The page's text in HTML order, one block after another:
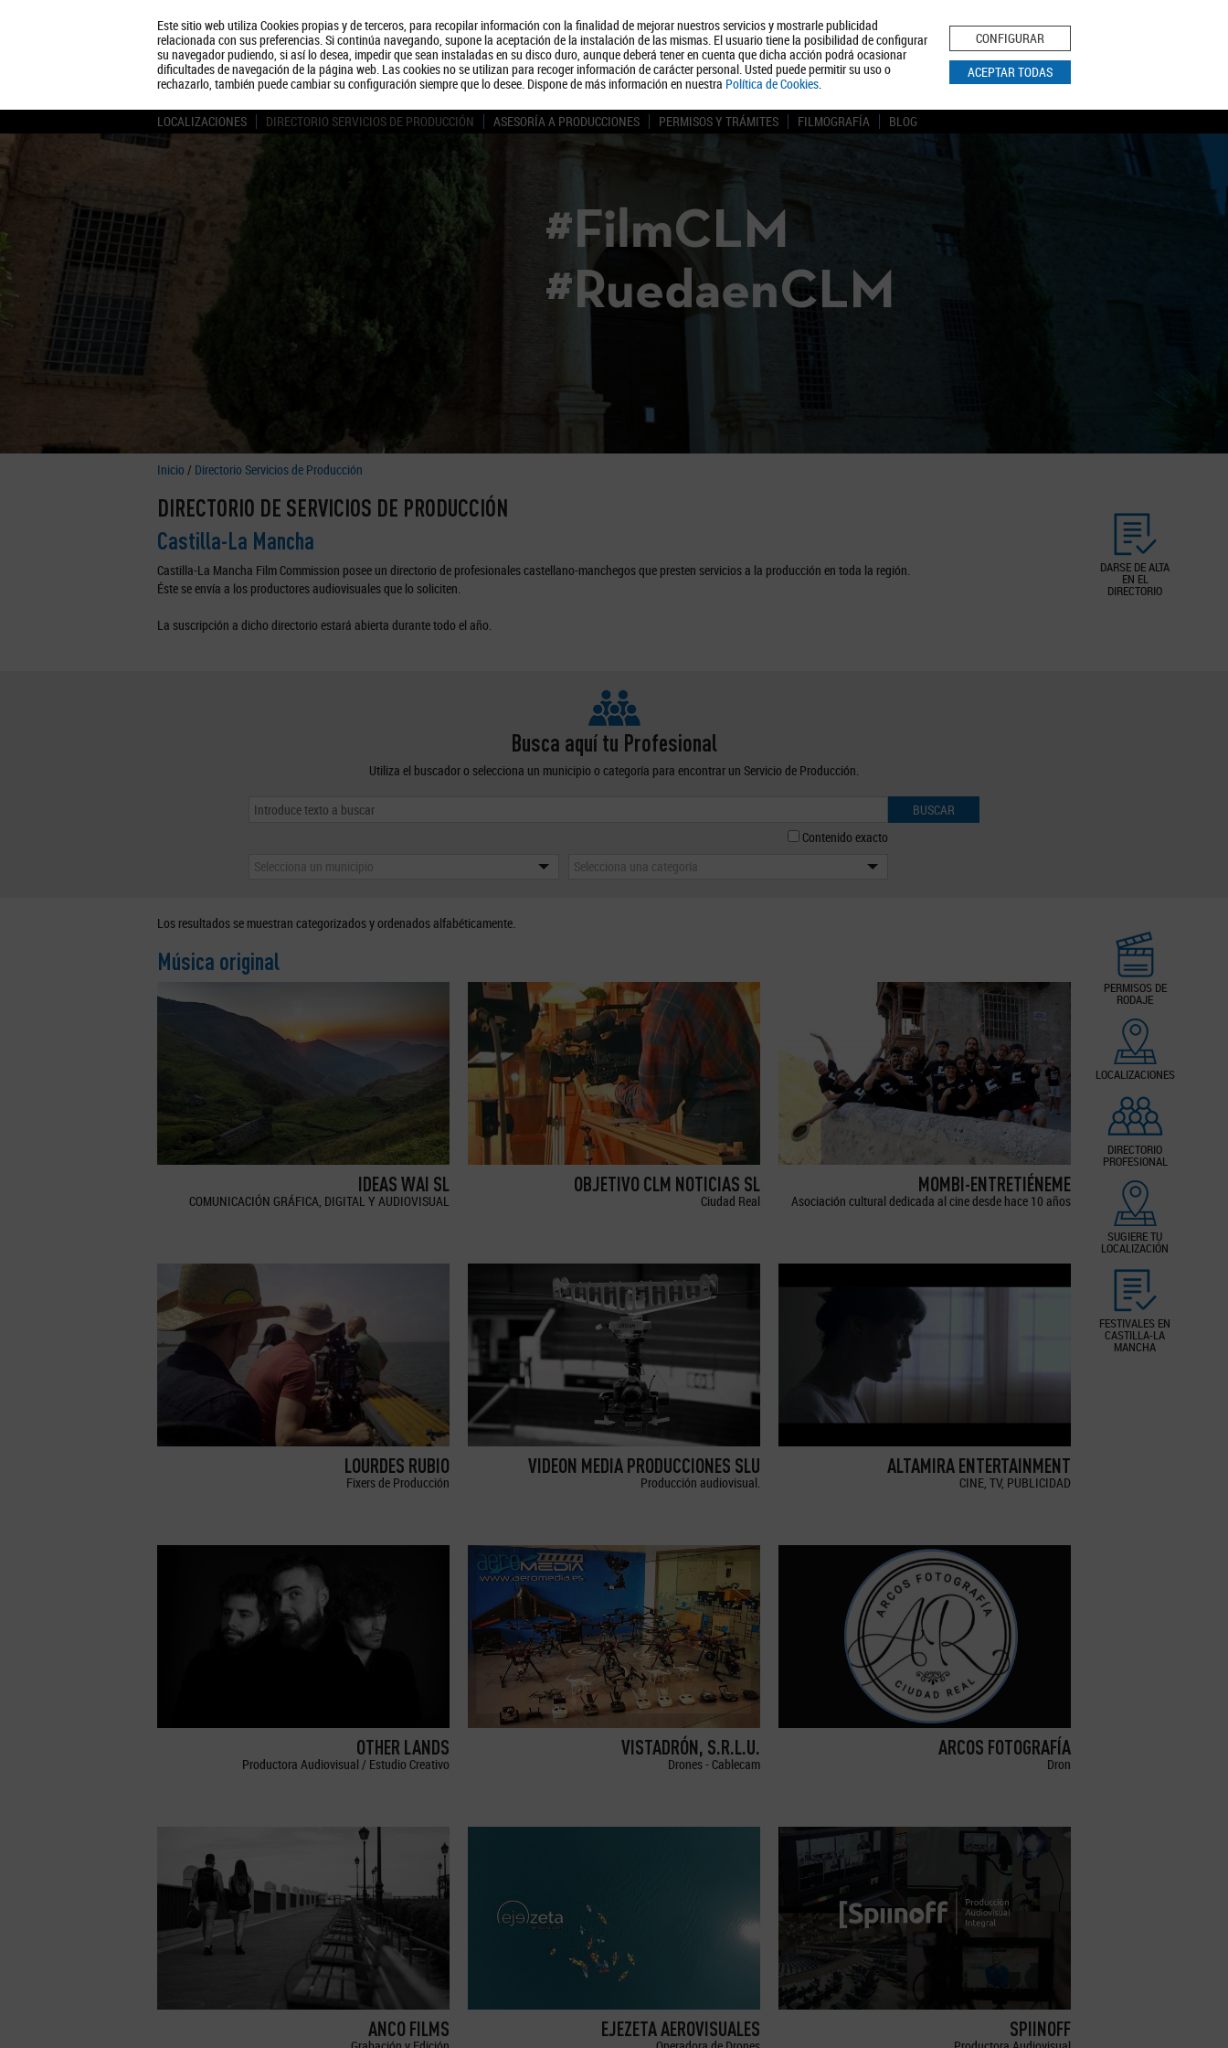
Este sitio web utiliza Cookies propias y de terceros, para recopilar información con la finalidad de mejorar nuestros servicios y mostrarle publicidad
relacionada con sus preferencias. Si continúa navegando, supone la aceptación de la instalación de las mismas. El usuario tiene la posibilidad de configurar
su navegador pudiendo, si así lo desea, impedir que sean instaladas en su disco duro, aunque deberá tener en cuenta que dicha acción podrá ocasionar
dificultades de navegación de la página web. Las cookies no se utilizan para recoger información de carácter personal. Usted puede permitir su uso o
rechazarlo, también puede cambiar su configuración siempre que lo desee. Dispone de más información en nuestra Política de Cookies.
CONFIGURAR
ACEPTAR TODAS
Quiénes somos Turismo Política de Privacidad Aviso Legal Política de Cookies
BUSCAR
LOCALIZACIONES DIRECTORIO SERVICIOS DE PRODUCCIÓN ASESORÍA A PRODUCCIONES PERMISOS Y TRÁMITES FILMOGRAFÍA BLOG
#FilmCLM
#RuedaenCLM
Inicio / Directorio Servicios de Producción
DARSE DE ALTA
EN EL
DIRECTORIO
DIRECTORIO DE SERVICIOS DE PRODUCCIÓN
Castilla-La Mancha
Castilla-La Mancha Film Commission posee un directorio de profesionales castellano-manchegos que presten servicios a la producción en toda la región.
Éste se envía a los productores audiovisuales que lo soliciten.
La suscripción a dicho directorio estará abierta durante todo el año.
Busca aquí tu Profesional
Utiliza el buscador o selecciona un municipio o categoría para encontrar un Servicio de Producción.
BUSCAR
Contenido exacto
Selecciona un municipio
Selecciona una categoría
PERMISOS DE
RODAJE
LOCALIZACIONES
DIRECTORIO
PROFESIONAL
SUGIERE TU
LOCALIZACIÓN
FESTIVALES EN
CASTILLA-LA
MANCHA
Los resultados se muestran categorizados y ordenados alfabéticamente.
Música original
IDEAS WAI SL
COMUNICACIÓN GRÁFICA, DIGITAL Y AUDIOVISUAL
OBJETIVO CLM NOTICIAS SL
Ciudad Real
MOMBI-ENTRETIÉNEME
Asociación cultural dedicada al cine desde hace 10 años
LOURDES RUBIO
Fixers de Producción
VIDEON MEDIA PRODUCCIONES SLU
Producción audiovisual.
ALTAMIRA ENTERTAINMENT
CINE, TV, PUBLICIDAD
OTHER LANDS
Productora Audiovisual / Estudio Creativo
VISTADRÓN, S.R.L.U.
Drones - Cablecam
ARCOS FOTOGRAFÍA
Dron
ANCO FILMS EJEZETA AEROVISUALES SPIINOFF